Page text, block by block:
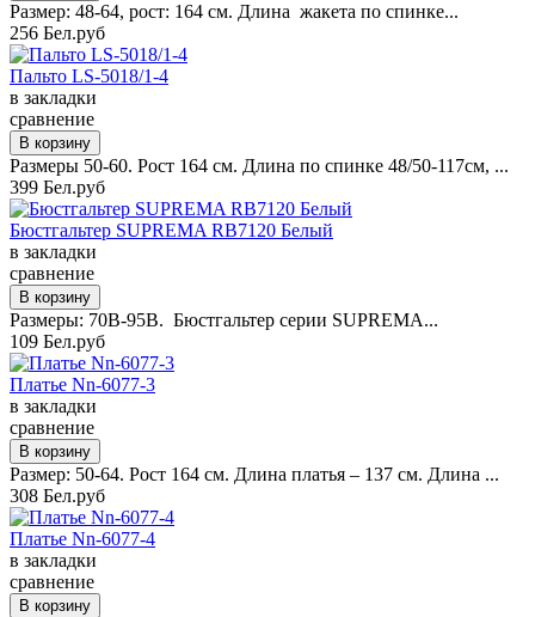
Размер: 48-64, рост: 164 см. Длина жакета по спинке...
256 Бел.руб
Пальто LS-5018/1-4
в закладки
сравнение
Размеры 50-60. Рост 164 см. Длина по спинке 48/50-117см, ...
399 Бел.руб
Бюстгальтер SUPREMA RB7120 Белый
в закладки
сравнение
Размеры: 70B-95B. Бюстгальтер серии SUPREMA...
109 Бел.руб
Платье Nn-6077-3
в закладки
сравнение
Размер: 50-64. Рост 164 см. Длина платья – 137 см. Длина ...
308 Бел.руб
Платье Nn-6077-4
в закладки
сравнение